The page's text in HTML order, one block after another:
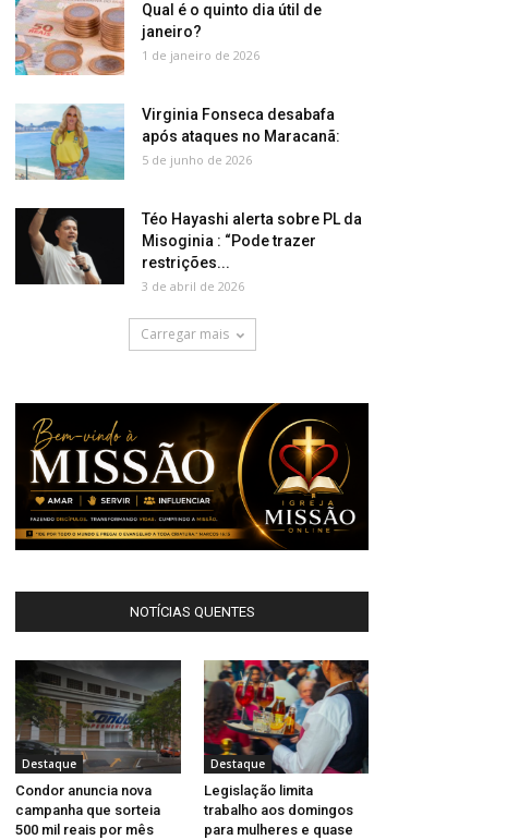
Qual é o quinto dia útil de
janeiro?
1 de janeiro de 2026
Virginia Fonseca desabafa
após ataques no Maracanã:
5 de junho de 2026
Téo Hayashi alerta sobre PL da
Misoginia : “Pode trazer
restrições...
3 de abril de 2026
Carregar mais
NOTÍCIAS QUENTES
Destaque
Condor anuncia nova
campanha que sorteia
500 mil reais por mês
Destaque
Legislação limita
trabalho aos domingos
para mulheres e quase